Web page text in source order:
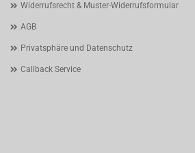
Widerrufsrecht & Muster-Widerrufsformular
AGB
Privatsphäre und Datenschutz
Callback Service